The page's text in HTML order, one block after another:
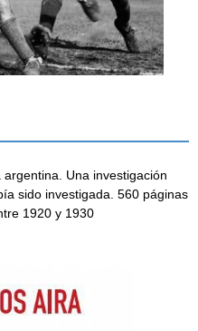
Una investigación
sido investigada. 560 páginas
1920 y 1930